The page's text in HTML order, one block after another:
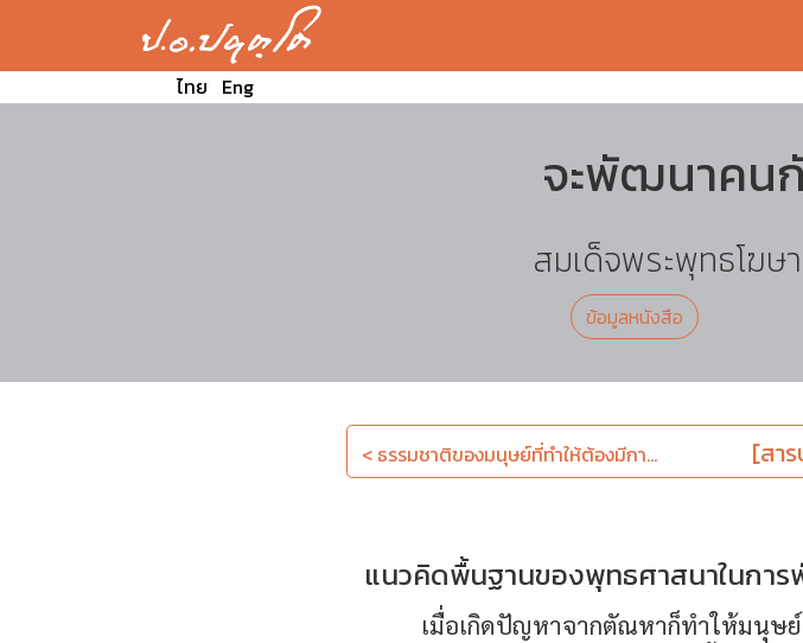
ไทย Eng
จะพัฒนาคนกั
สมเด็จพระพุทธโฆษ
ข้อมูลหนังสือ
< ธรรมชาติของมนุษย์ที่ทำให้ต้องมีกา... [สา
แนวคิดพื้นฐานของพุทธศาสนาในกา
เมื่อเกิดปัญหาจากตัณหาก็ทำให้มนุษ